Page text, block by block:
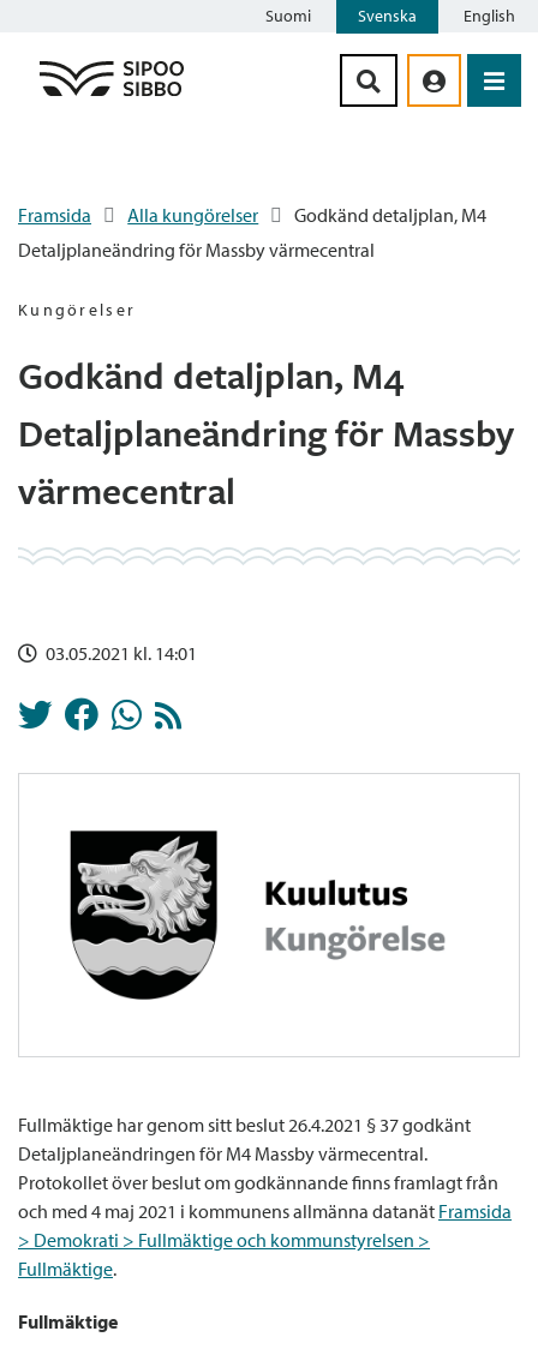
Suomi Svenska English
Framsida Alla kungörelser
Godkänd detaljplan, M4
Detaljplaneändring för Massby värmecentral
Kungörelser
Godkänd detaljplan, M4
Detaljplaneändring för Massby
värmecentral
03.05.2021 kl. 14:01
Fullmäktige har genom sitt beslut 26.4.2021 § 37 godkänt
Detaljplaneändringen för M4 Massby värmecentral.
Protokollet över beslut om godkännande finns framlagt från
och med 4 maj 2021 i kommunens allmänna datanät Framsida
> Demokrati > Fullmäktige och kommunstyrelsen >
Fullmäktige.
Fullmäktige